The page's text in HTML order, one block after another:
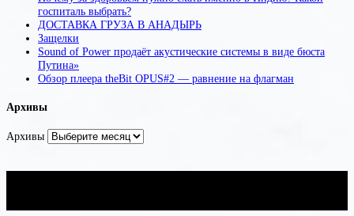
госпиталь выбрать?
ДОСТАВКА ГРУЗА В АНАДЫРЬ
Защелки
Sound of Power продаёт акустические системы в виде бюста
Путина»
Обзор плеера theBit OPUS#2 — равнение на флагман
Архивы
Архивы